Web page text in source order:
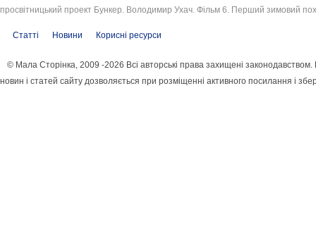
просвітницький проект Бункер. Володимир Ухач. Фільм 6. Перший зимовий
Статті Новини Корисні ресурси
© Мала Сторінка, 2009 -2026 Всі авторські права захищені
новин і статей сайту дозволяється при розміщенні активного посилання і